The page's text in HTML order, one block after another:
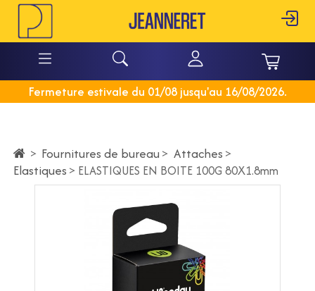
Fermeture estivale du 01/08 jusqu'au 16/08/2026.
> Fournitures de bureau > Attaches >
Elastiques > ELASTIQUES EN BOITE 100G 80X1.8mm